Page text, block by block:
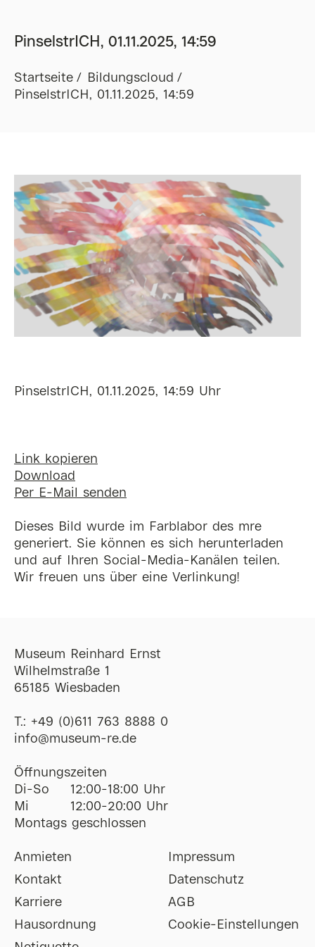
PinselstrICH, 01.11.2025, 14:59
Startseite
Bildungscloud
PinselstrICH, 01.11.2025, 14:59
PinselstrICH, 01.11.2025, 14:59 Uhr
Link kopieren
Download
Per E-Mail senden
Dieses Bild wurde im Farblabor des mre
generiert. Sie können es sich herunterladen
und auf Ihren Social-Media-Kanälen teilen.
Wir freuen uns über eine Verlinkung!
Museum Reinhard Ernst
Wilhelmstraße 1
65185 Wiesbaden
T.: +49 (0)611 763 8888 0
ofni@museum-re de
Öffnungszeiten
Di-So
12:00-18:00 Uhr
Mi
12:00-20:00 Uhr
Montags geschlossen
Anmieten
Kontakt
Karriere
Hausordnung
Impressum
Datenschutz
AGB
Cookie-Einstellungen